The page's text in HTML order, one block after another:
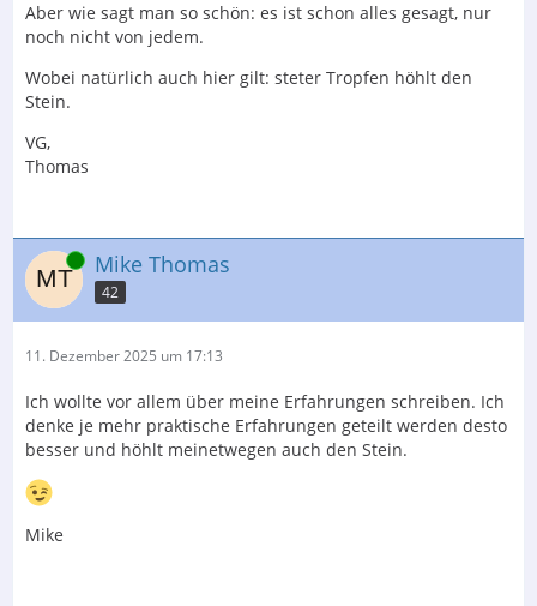
Aber wie sagt man so schön: es ist schon alles gesagt, nur
noch nicht von jedem.
Wobei natürlich auch hier gilt: steter Tropfen höhlt den
Stein.
VG,
Thomas
Online Mike Thomas
42
11. Dezember 2025 um 17:13
Ich wollte vor allem über meine Erfahrungen schreiben. Ich
denke je mehr praktische Erfahrungen geteilt werden desto
besser und höhlt meinetwegen auch den Stein.
Mike